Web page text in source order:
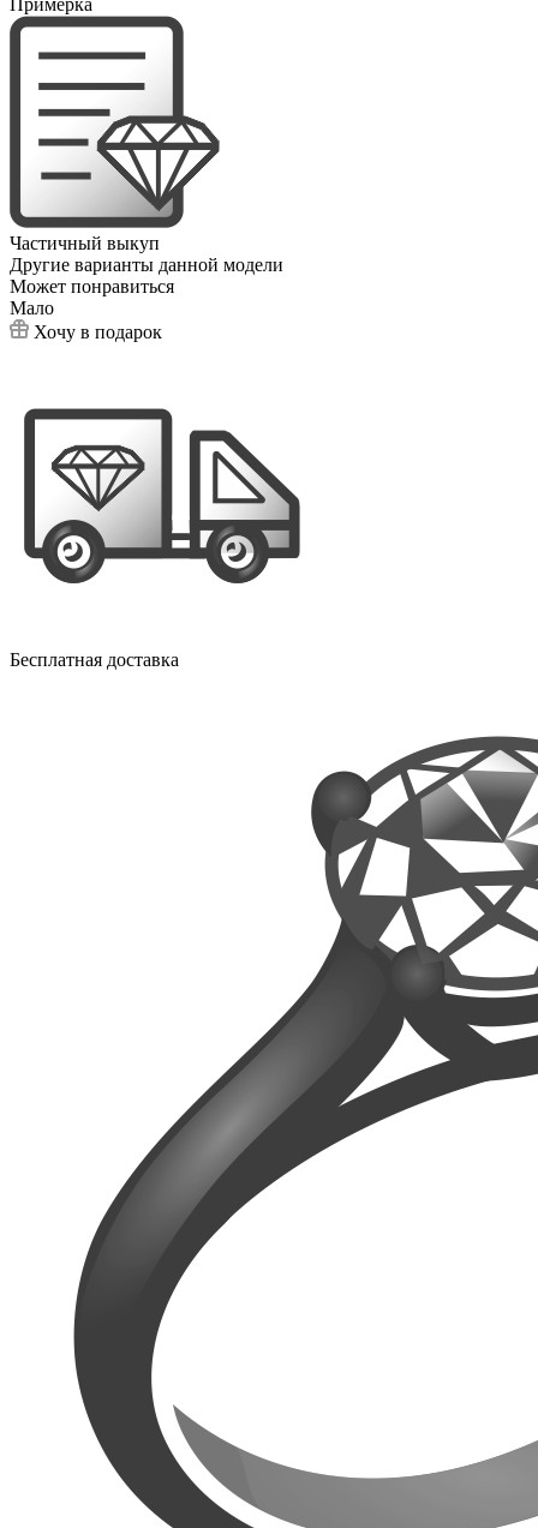
Примерка
Частичный выкуп
Другие варианты данной модели
Может понравиться
Мало
Хочу в подарок
Бесплатная доставка